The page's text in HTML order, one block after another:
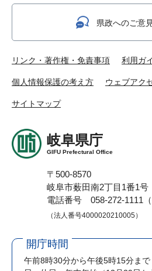
県政へのご意
リンク・著作権・免責事項 利用ガ
個人情報保護の考え方 ウェブアク
サイトマップ
岐阜県庁
GIFU Prefectural Office
〒500-8570
岐阜市薮田南2丁目1番1号
電話番号 058-272-1111（
（法人番号4000020210005）
開庁時間
午前8時30分から午後5時15分まで